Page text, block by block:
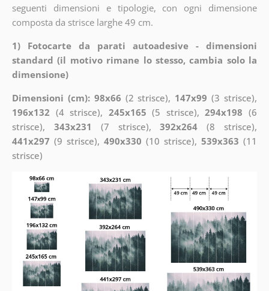
seguenti dimensioni e tipologie, con ogni dimensione
composta da strisce larghe 49 cm.
1) Fotocarte da parati autoadesive - dimensioni
standard (il motivo rimane lo stesso, cambia solo la
dimensione)
Dimensioni (cm): 98x66 (2 strisce), 147x99 (3 strisce),
196x132 (4 strisce), 245x165 (5 strisce),294x198 (6
strisce), 343x231 (7 strisce),392x264 (8 strisce),
441x297 (9 strisce), 490x330 (10 strisce),539x363 (11
strisce)